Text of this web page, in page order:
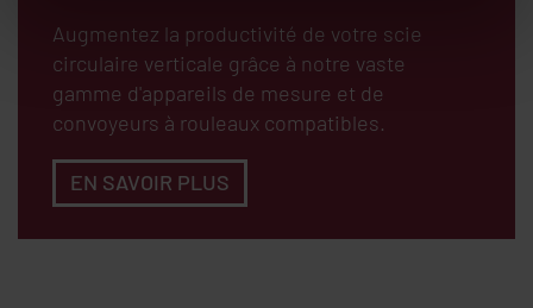
Augmentez la productivité de votre scie
circulaire verticale grâce à notre vaste
gamme d'appareils de mesure et de
convoyeurs à rouleaux compatibles.
EN SAVOIR PLUS